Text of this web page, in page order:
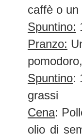
caffè o un
Spuntino:
Pranzo:
Spuntino:
grassi
Cena:
olio di